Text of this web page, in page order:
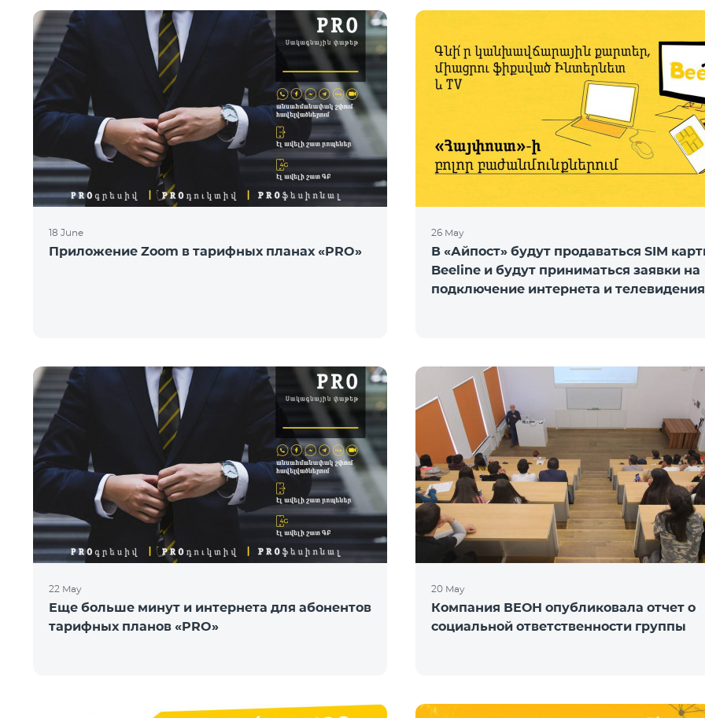
18 June
Приложение Zoom в тарифных планах «PRO»
26 May
В «Айпост» будут продаваться SIM
Beeline и будут приниматься заявки на
подключение интернета и телевидения
22 May
Еще больше минут и интернета для абонентов
тарифных планов «PRO»
20 May
Компания ВЕОН опубликовала отчет о
социальной ответственности группы